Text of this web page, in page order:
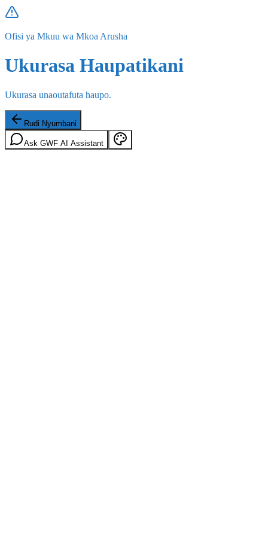
Ofisi ya Mkuu wa Mkoa Arusha
Ukurasa Haupatikani
Ukurasa unaoutafuta haupo.
Rudi Nyumbani
Ask GWF AI Assistant